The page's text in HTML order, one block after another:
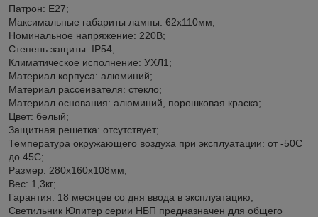
Патрон: Е27;
Максимальные габариты лампы: 62х110мм;
Номинальное напряжение: 220В;
Степень защиты: IP54;
Климатическое исполнение: УХЛ1;
Материал корпуса: алюминий;
Материал рассеивателя: стекло;
Материал основания: алюминий, порошковая краска;
Цвет: белый;
Защитная решетка: отсутствует;
Температура окружающего воздуха при эксплуатации: от -50С
до 45С;
Размер: 280х160х108мм;
Вес: 1,3кг;
Гарантия: 18 месяцев со дня ввода в эксплуатацию;
Светильник Юпитер серии НБП предназначен для общего